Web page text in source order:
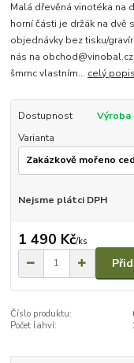
Malá dřevěná vinotéka na
horní části je držák na dvě
objednávky bez tisku/
nás na
šmrnc vlastním... celý popis
Dostupnost
Výroba
Varianta
Nejsme plátci DPH
1 490 Kč/ks
Číslo produktu:
Počet lahví: